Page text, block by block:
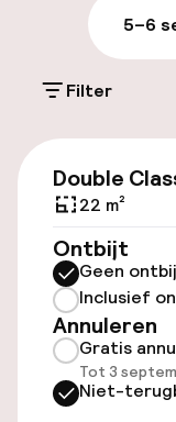
Parkeren &
(buiten)
Openbaar
Overal
5–6
Filter
Double
22 m²
Ontbijt
Geen
Inclusief
Annuleren
Gratis
Tot 3
Niet-